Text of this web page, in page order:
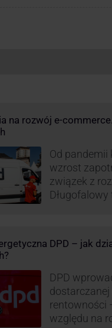
na rozwój e-
Od
wzrost
związek z
chwali się
DPD – jak
DPD
rentowności
względu na